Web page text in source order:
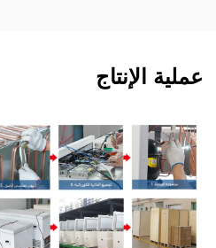
عملية الإنتاج